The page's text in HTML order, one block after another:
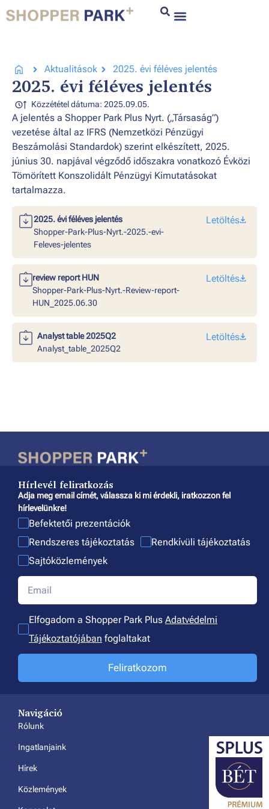
Aktualitások 2025. évi féléves jelentés
2025. évi féléves jelentés
Közzététel dátuma: 2025.09.05.
A jelentés a Shopper Park Plus Nyrt. („Társaság”)
vezetése által az IFRS (Nemzetközi Pénzügyi
Beszámolási Standardok) szerint elkészített, 2025.
június 30. napjával végződő időszakra vonatkozó Évközi
Tömörített Konszolidált Pénzügyi Kimutatásokat
tartalmazza.
2025. évi féléves jelentés
Shopper-Park-Plus-Nyrt.-2025.-evi-
Feleves-jelentes
Letöltés
review report HUN
Shopper-Park-Plus-Nyrt.-Review-report-
HUN_2025.06.30
Letöltés
Analyst table 2025Q2
Analyst_table_2025Q2
Letöltés
Navigáció
Rólunk
Ingatlanjaink
Hírek
Közlemények
Hírlevél feliratkozás
Adja meg email címét, válassza ki mi érdekli, iratkozzon fel
hírlevelünkre!
Befektetői prezentációk
Rendszeres tájékoztatás
Rendkívüli tájékoztatás
Sajtóközlemények
Elfogadom a Shopper Park Plus Adatvédelmi
Tájékoztatójában foglaltakat
Feliratkozom